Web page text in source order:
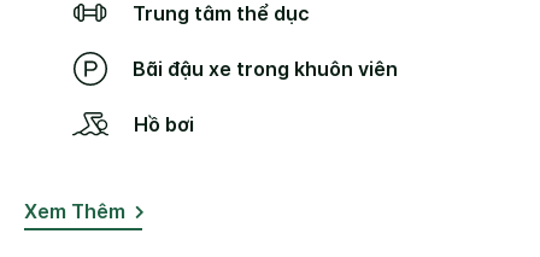
Trung tâm thể dục
Bãi đậu xe trong khuôn viên
Hồ bơi
Xem Thêm